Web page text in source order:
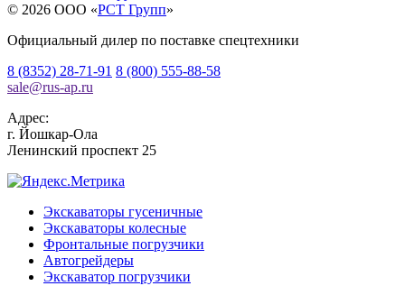
© 2026 OOO «РСТ Групп»
Официальный дилер по поставке спецтехники
8 (8352) 28-71-91 8 (800) 555-88-58
sale@rus-ap.ru
Адрес:
г. Йошкар-Ола
Ленинский проспект 25
Экскаваторы гусеничные
Экскаваторы колесные
Фронтальные погрузчики
Автогрейдеры
Экскаватор погрузчики